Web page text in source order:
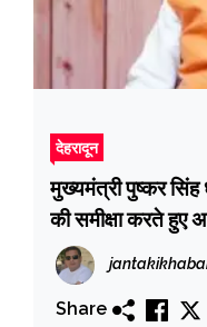
देहरादून
मुख्यमंत्री पुष्कर सिंह धामी ने सड़क गड्ढा मुक्त अभियान
की समीक्षा करते हुए
का लिया विस्तृत
Share